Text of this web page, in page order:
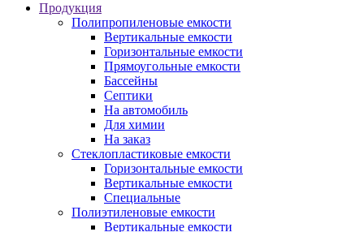
Продукция
Полипропиленовые емкости
Вертикальные емкости
Горизонтальные емкости
Прямоугольные емкости
Бассейны
Септики
На автомобиль
Для химии
На заказ
Стеклопластиковые емкости
Горизонтальные емкости
Вертикальные емкости
Специальные
Полиэтиленовые емкости
Вертикальные емкости